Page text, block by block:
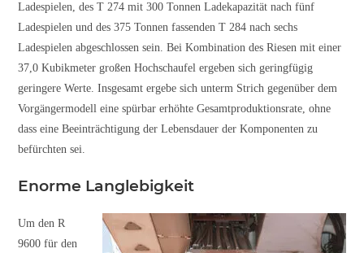
Ladespielen, des T 274 mit 300 Tonnen Ladekapazität nach fünf
Ladespielen und des 375 Tonnen fassenden T 284 nach sechs
Ladespielen abgeschlossen sein. Bei Kombination des Riesen mit einer
37,0 Kubikmeter großen Hochschaufel ergeben sich geringfügig
geringere Werte. Insgesamt ergebe sich unterm Strich gegenüber dem
Vorgängermodell eine spürbar erhöhte Gesamtproduktionsrate, ohne
dass eine Beeinträchtigung der Lebensdauer der Komponenten zu
befürchten sei.
Enorme Langlebigkeit
Um den R
9600 für den